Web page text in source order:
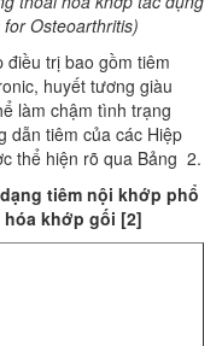
Osteoarthritis)
trị bao gồm tiêm
huyết tương giàu
làm chậm tình trạng
dẫn tiêm của các Hiệp
thể hiện rõ qua Bảng 2.
tiêm nội khớp phổ
khớp gối [2]